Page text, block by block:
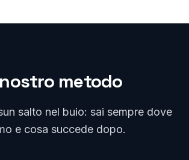
metodo
salto nel buio: sai sempre dove
e cosa succede dopo.